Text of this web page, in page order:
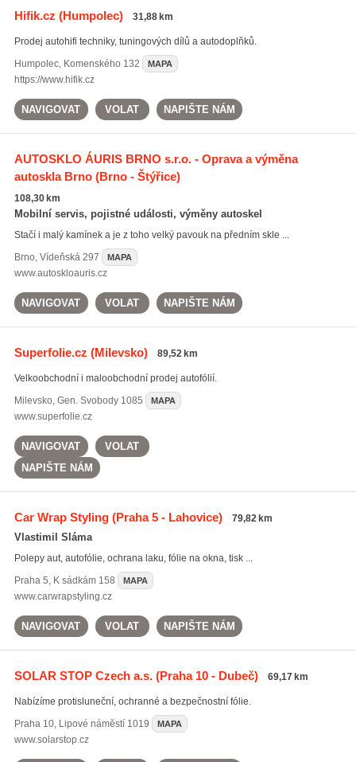
Hifik.cz (Humpolec) 31,88 km
Prodej autohifi techniky, tuningových dílů a autodoplňků.
Humpolec, Komenského 132 MAPA
https://www.hifik.cz
NAVIGOVAT VOLAT NAPIŠTE NÁM
AUTOSKLO ÁURIS BRNO s.r.o. - Oprava a výměna
autoskla Brno(Brno - Štýřice)
108,30 km
Mobilní servis, pojistné události, výměny autoskel
Stačí i malý kamínek a je z toho velký pavouk na předním skle ...
Brno, Vídeňská 297 MAPA
www.autoskloauris.cz
NAVIGOVAT VOLAT NAPIŠTE NÁM
Superfolie.cz (Milevsko) 89,52 km
Velkoobchodní i maloobchodní prodej autofólií.
Milevsko, Gen. Svobody 1085 MAPA
www.superfolie.cz
NAVIGOVAT
VOLAT
NAPIŠTE NÁM
Car Wrap Styling(Praha 5 - Lahovice) 79,82 km
Vlastimil Sláma
Polepy aut, autofólie, ochrana laku, fólie na okna, tisk ...
Praha 5, K sádkám 158 MAPA
www.carwrapstyling.cz
NAVIGOVAT VOLAT NAPIŠTE NÁM
SOLAR STOP Czech a.s.(Praha 10 - Dubeč) 69,17 km
Nabízíme protisluneční, ochranné a bezpečnostní fólie.
Praha 10, Lipové náměstí 1019 MAPA
www.solarstop.cz